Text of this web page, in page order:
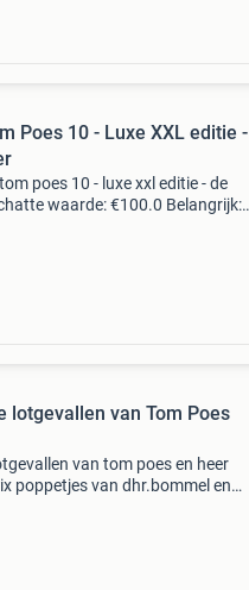
Poes 10 - Luxe XXL editie -
poes 10 - luxe xxl editie - de
waarde: €100.0 Belangrijk:
lotgevallen van Tom Poes
van tom poes en heer
poppetjes van dhr.bommel en